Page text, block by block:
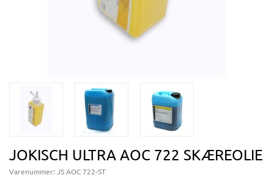
JOKISCH ULTRA AOC 722 SKÆREOLIE
Varenummer: JS AOC 722-ST